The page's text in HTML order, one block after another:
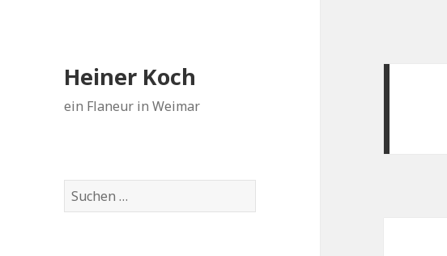
Heiner Koch
ein Flaneur in Weimar
Suchen
nach: